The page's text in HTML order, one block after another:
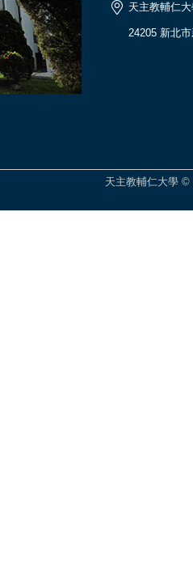
天主教輔仁
24205 新北
天主教輔仁大學 ©